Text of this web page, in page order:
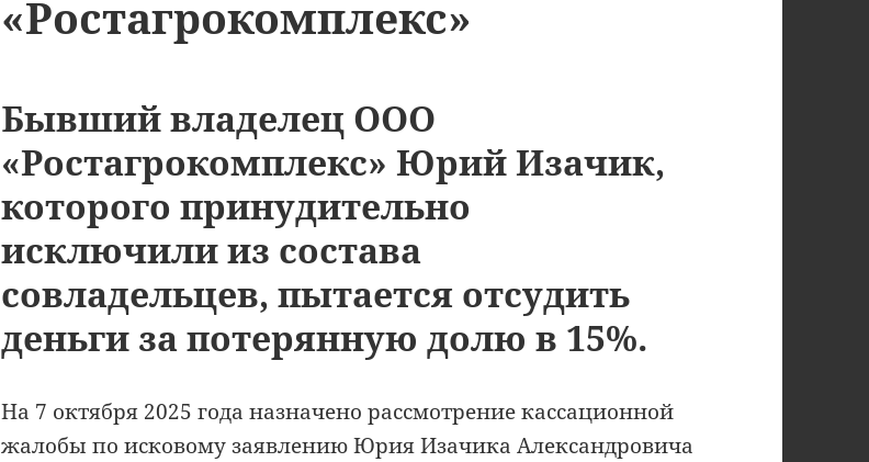
«Ростагрокомплекс»
Бывший владелец ООО
«Ростагрокомплекс» Юрий Изачик,
которого принудительно
исключили из состава
совладельцев, пытается отсудить
деньги за потерянную долю в 15%.
На 7 октября 2025 года назначено рассмотрение кассационной
жалобы по исковому заявлению Юрия Изачика Александровича